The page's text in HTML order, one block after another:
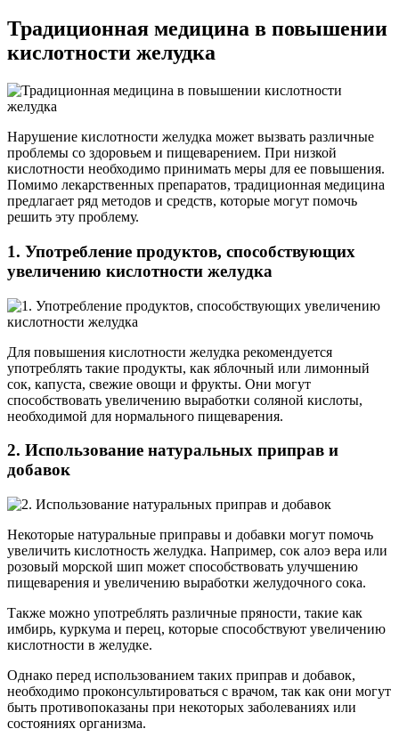
Традиционная медицина в повышении
кислотности желудка
Нарушение кислотности желудка может вызвать различные
проблемы со здоровьем и пищеварением. При низкой
кислотности необходимо принимать меры для ее повышения.
Помимо лекарственных препаратов, традиционная медицина
предлагает ряд методов и средств, которые могут помочь
решить эту проблему.
1. Употребление продуктов, способствующих
увеличению кислотности желудка
Для повышения кислотности желудка рекомендуется
употреблять такие продукты, как яблочный или лимонный
сок, капуста, свежие овощи и фрукты. Они могут
способствовать увеличению выработки соляной кислоты,
необходимой для нормального пищеварения.
2. Использование натуральных приправ и
добавок
Некоторые натуральные приправы и добавки могут помочь
увеличить кислотность желудка. Например, сок алоэ вера или
розовый морской шип может способствовать улучшению
пищеварения и увеличению выработки желудочного сока.
Также можно употреблять различные пряности, такие как
имбирь, куркума и перец, которые способствуют увеличению
кислотности в желудке.
Однако перед использованием таких приправ и добавок,
необходимо проконсультироваться с врачом, так как они могут
быть противопоказаны при некоторых заболеваниях или
состояниях организма.